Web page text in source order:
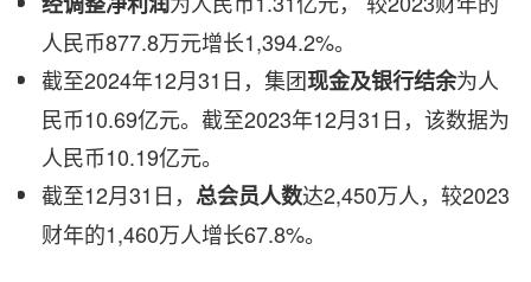
人民币877.8万元增长1,394.2%。
截至2024年12月31日，集团现金及银行结余为人
民币10.69亿元。截至2023年12月31日，该数据为
人民币10.19亿元。
截至12月31日， 总会员人数达2,450万人，较2023
财年的1,460万人增长67.8%。